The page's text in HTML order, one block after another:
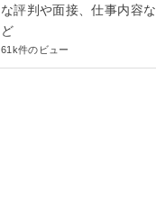
な評判や面接、仕事内容な
ど
61k件のビュー